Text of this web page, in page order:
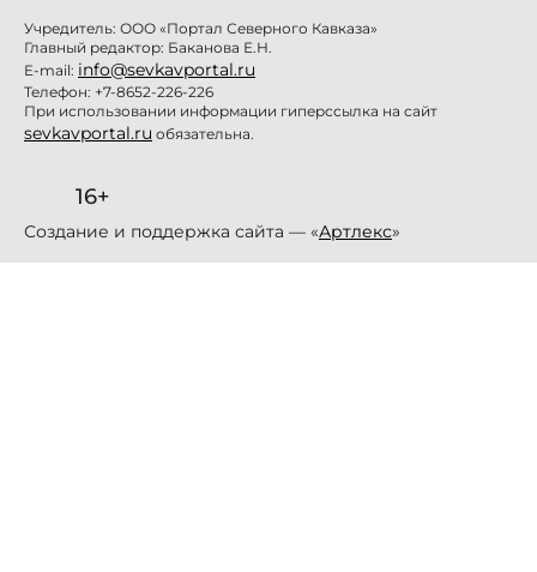
Учредитель: ООО «Портал Северного Кавказа»
Главный редактор: Баканова Е.Н.
E-mail: info@sevkavportal.ru
Телефон: +7-8652-226-226
При использовании информации гиперссылка на сайт
sevkavportal.ru обязательна.
16+
Создание и поддержка сайта — «Артлекс»